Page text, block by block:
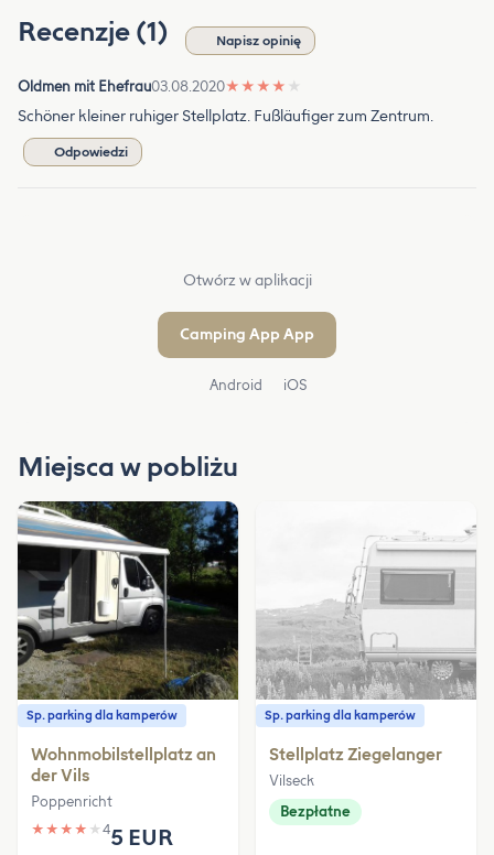
Recenzje (1) Napisz opinię
Oldmen mit Ehefrau03.08.2020★ ★ ★ ★ ★
Schöner kleiner ruhiger Stellplatz. Fußläufiger zum Zentrum.
Odpowiedzi
Otwórz w aplikacji
Camping App App
Android iOS
Miejsca w pobliżu
Sp. parking dla kamperów
Wohnmobilstellplatz an
der Vils
Poppenricht
★ ★ ★ ★ ★ 45 EUR
Sp. parking dla kamperów
Stellplatz Ziegelanger
Vilseck
Bezpłatne